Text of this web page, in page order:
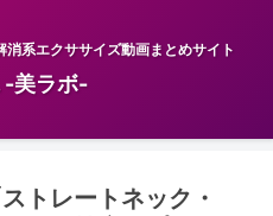
系エクササイズ動画まとめサイト
-美ラボ-
トレートネック・